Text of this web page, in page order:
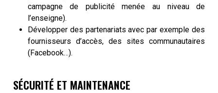
campagne de publicité menée au niveau de
l’enseigne).
Développer des partenariats avec par exemple des
fournisseurs d’accès, des sites communautaires
(Facebook…).
SÉCURITÉ ET MAINTENANCE